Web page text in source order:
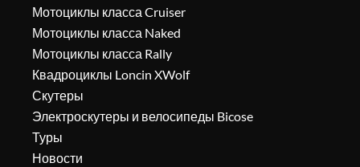
Мотоциклы класса Cruiser
Мотоциклы класса Naked
Мотоциклы класса Rally
Квадроциклы Loncin XWolf
Скутеры
Электроскутеры и велосипеды Bicose
Туры
Новости